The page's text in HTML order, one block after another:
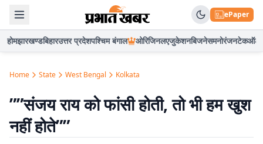
ePaper
होमझारखण्डबिहारउत्तर प्रदेशपश्चिम बंगाल ओरिजिनलएजुकेशनबिजनेसमनोरंजनटेकऑटो
Home State West Bengal Kolkata
””संजय राय को फांसी होती, तो भी हम खुश
नहीं होते””